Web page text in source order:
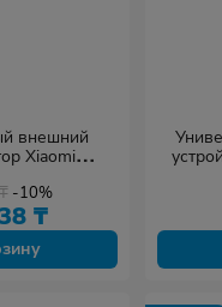
внешний
Xiaomi
-10%
₸